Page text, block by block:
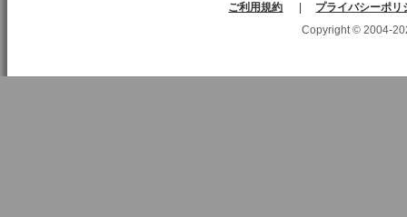
ご利用規約
プライバシーポリ
Copyright © 2004-